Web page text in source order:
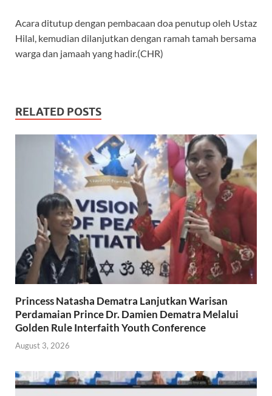
Acara ditutup dengan pembacaan doa penutup oleh Ustaz
Hilal, kemudian dilanjutkan dengan ramah tamah bersama
warga dan jamaah yang hadir.(CHR)
RELATED POSTS
Princess Natasha Dematra Lanjutkan Warisan
Perdamaian Prince Dr. Damien Dematra Melalui
Golden Rule Interfaith Youth Conference
August 3, 2026